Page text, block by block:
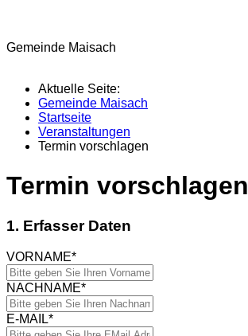
Gemeinde Maisach
Aktuelle Seite:
Gemeinde Maisach
Startseite
Veranstaltungen
Termin vorschlagen
Termin vorschlagen
1. Erfasser Daten
VORNAME*
NACHNAME*
E-MAIL*